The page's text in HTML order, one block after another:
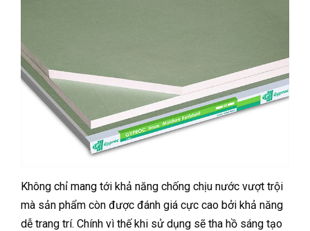
Không chỉ mang tới khả năng chống chịu nước vượt trội
mà sản phẩm còn được đánh giá cực cao bởi khả năng
dễ trang trí. Chính vì thế khi sử dụng sẽ tha hồ sáng tạo